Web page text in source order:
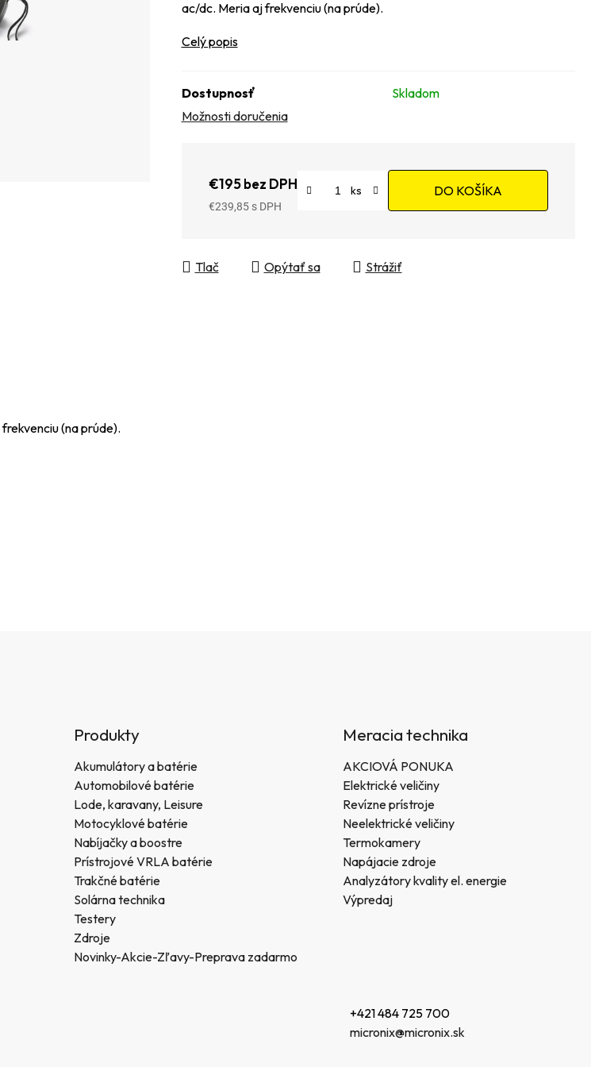
ac/dc. Meria aj frekvenciu (na prúde).
Celý popis
Dostupnosť
Skladom
Možnosti doručenia
€195 bez DPH
€239,85
DO KOŠÍKA
Tlač Opýtať sa Strážiť
(na prúde).
Produkty
Akumulátory a batérie
Automobilové batérie
Lode, karavany, Leisure
Motocyklové batérie
Nabíjačky a boostre
Prístrojové VRLA batérie
Trakčné batérie
Solárna technika
Testery
Zdroje
Novinky-Akcie-Zľavy-Preprava zadarmo
Meracia technika
AKCIOVÁ PONUKA
Elektrické veličiny
Revízne prístroje
Neelektrické veličiny
Termokamery
Napájacie zdroje
Analyzátory kvality el. energie
Výpredaj
+421 484 725 700
micronix@micronix.sk